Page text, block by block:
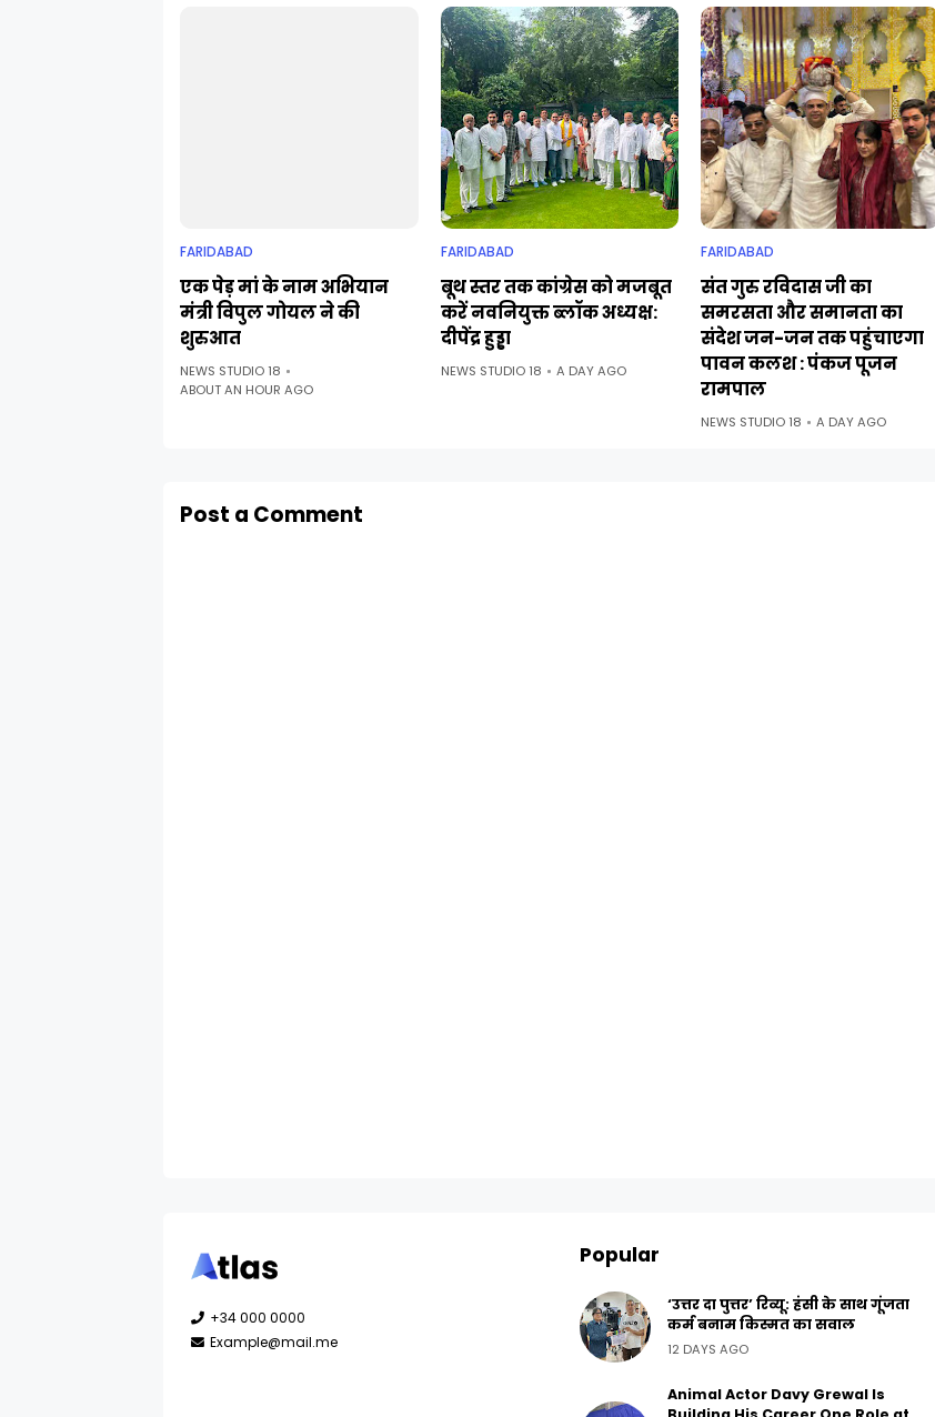
FARIDABAD
एक पेड़ मां के नाम अभियान
मंत्री विपुल गोयल ने की
शुरुआत
NEWS STUDIO 18
ABOUT AN HOUR AGO
FARIDABAD
बूथ स्तर तक कांग्रेस को मजबूत
करें नवनियुक्त ब्लॉक अध्यक्ष:
दीपेंद्र हुड्डा
NEWS STUDIO 18 A DAY AGO
FARIDABAD
संत गुरु रविदास जी का
समरसता और समानता का
संदेश जन-जन तक पहुंचाएगा
पावन कलश : पंकज पूजन
रामपाल
NEWS STUDIO 18 A DAY AGO
Post a Comment
+34 000 0000
Example@mail.me
Popular
‘उत्तर दा पुत्तर’ रिव्यू: हंसी के साथ गूंजता
कर्म बनाम किस्मत का सवाल
12 DAYS AGO
Animal Actor Davy Grewal Is